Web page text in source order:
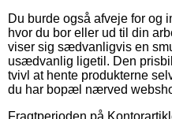
Du burde også afveje for og
hvor du bor eller ud til din
viser sig sædvanligvis en
usædvanlig ligetil. Den
tvivl at hente produkterne
du har bopæl nærved
Fragtperioden på